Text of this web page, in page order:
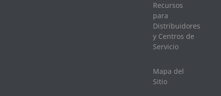
Recursos
para
Distribuidores
y Centros de
Servicio
Mapa del
Sitio